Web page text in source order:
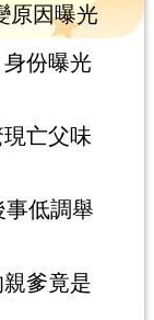
原因曝光
份曝光
亡父味
低調舉
爹竟是